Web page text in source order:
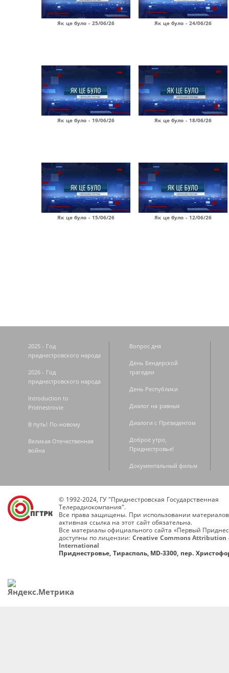
Як це було - 25/06/26 Як це було - 24/06/26
Як це було - 19/06/26 Як це було - 18/06/26
Як це було - 15/06/26 Як це було - 12/06/26
2025 - Год
приднестровского народа
2026 - Год
приднестровского народа
Introduction to
Pridnestrovie
В путь! По-новому
Великая Отечественная
война
Вопрос дня
День Бендерской
трагедии
День Республики
Диалог на равных
Диалоги с Президентом
Доброе утро,
Приднестровье!
Документальный фильм
© 1992-2024, ГУ "Приднестровская Государственная
Телерадиокомпания".
Все права защищены. При использовании
активная ссылка на этот сайт обязательна.
Все материалы официального сайта «Первый
доступны по лицензии: Creative Commons Attribution
International
Приднестровье, Тирасполь, MD-3300, пер.